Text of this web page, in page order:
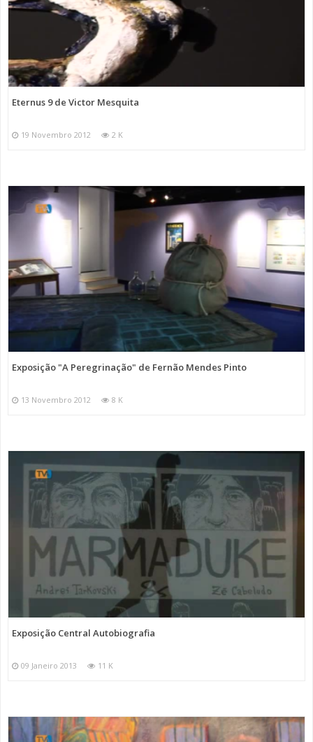
Eternus 9 de Victor Mesquita
19 Novembro 2012 2 K
Exposição "A Peregrinação" de Fernão Mendes Pinto
13 Novembro 2012 8 K
Exposição Central Autobiografia
09 Janeiro 2013 11 K